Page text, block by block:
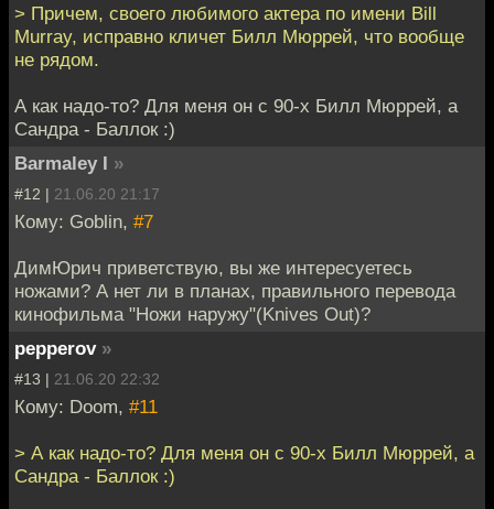
> Причем, своего любимого актера по имени Bill
Murray, исправно кличет Билл Мюррей, что вообще
не рядом.
А как надо-то? Для меня он с 90-х Билл Мюррей, а
Сандра - Баллок :)
Barmaley I »
#12 | 21.06.20 21:17
Кому: Goblin, #7
ДимЮрич приветствую, вы же интересуетесь
ножами? А нет ли в планах, правильного перевода
кинофильма "Ножи наружу"(Knives Out)?
pepperov »
#13 | 21.06.20 22:32
Кому: Doom, #11
> А как надо-то? Для меня он с 90-х Билл Мюррей, а
Сандра - Баллок :)